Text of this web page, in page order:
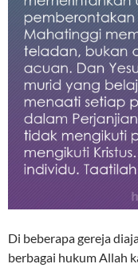
Di beberapa gereja
berbagai hukum Allah